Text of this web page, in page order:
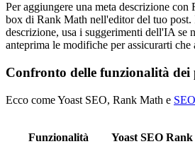
Per aggiungere una meta descrizione con
box di Rank Math nell'editor del tuo post.
descrizione, usa i suggerimenti dell'IA se
anteprima le modifiche per assicurarti che
Confronto delle funzionalità dei
Ecco come Yoast SEO, Rank Math e
Funzionalità Yoast SEO Rank